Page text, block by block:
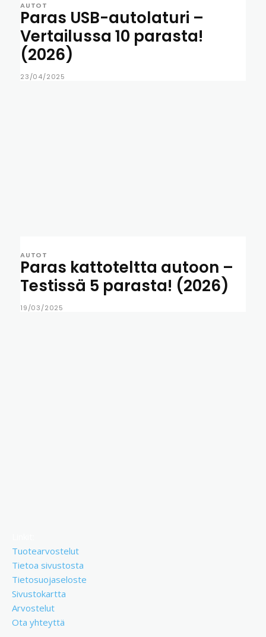
AUTOT
Paras USB-autolaturi –
Vertailussa 10 parasta!
(2026)
23/04/2025
AUTOT
Paras kattoteltta autoon –
Testissä 5 parasta! (2026)
19/03/2025
Tuotearvostelut
Tietoa sivustosta
Tietosuojaseloste
Sivustokartta
Arvostelut
Ota yhteyttä